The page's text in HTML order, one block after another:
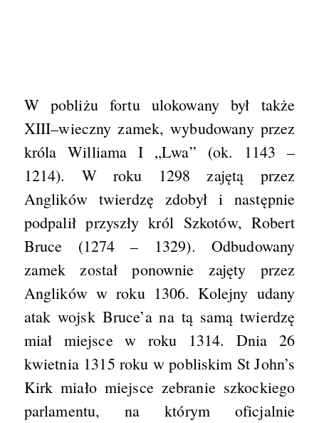
W pobliżu fortu ulokowany był także
XIII–wieczny zamek, wybudowany przez
króla Williama I „Lwa” (ok. 1143 –
1214). W roku 1298 zajętą przez
Anglików twierdzę zdobył i następnie
podpalił przyszły król Szkotów, Robert
Bruce (1274 – 1329). Odbudowany
zamek został ponownie zajęty przez
Anglików w roku 1306. Kolejny udany
atak wojsk Bruce’a na tą samą twierdzę
miał miejsce w roku 1314. Dnia 26
kwietnia 1315 roku w pobliskim St John’s
Kirk miało miejsce zebranie szkockiego
parlamentu, na którym oficjalnie